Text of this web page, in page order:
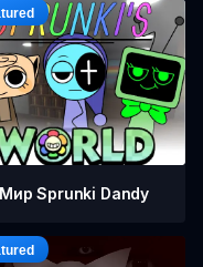
Мир Sprunki Dandy